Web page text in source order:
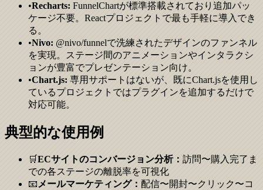
•Recharts: FunnelChartが標準搭載されており追加パッ
ケージ不要。Reactプロジェクトで最も手軽に導入でき
る。
•Nivo: @nivo/funnelで洗練されたデザインのファンネル
を実現。ステージ間のアニメーションやインタラクシ
ョンが豊富でプレゼンテーション向け。
•Chart.js: 専用サポートはないが、既にChart.jsを使用し
ているプロジェクトではプラグインを追加するだけで
対応可能。
典型的な使用例
🛒ECサイトのコンバージョン分析： 訪問〜購入完了ま
での各ステージの離脱率を可視化
📧 メールマーケティング： 配信〜開封〜クリック〜コ